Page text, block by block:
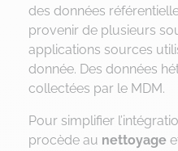
des données
provenir de plusieurs
applications sources
donnée. Des données
collectées par le MDM.
Pour simplifier
procède au nettoyage